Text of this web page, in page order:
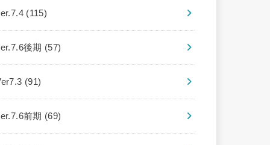
(115)
後期 (57)
(91)
前期 (69)